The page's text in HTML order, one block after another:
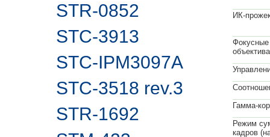
STR-0852
STC-3913
STC-IPM3097A
STC-3518 rev.3
STR-1692
ИК-
Фокусные
Гамма-
Режим
кадров